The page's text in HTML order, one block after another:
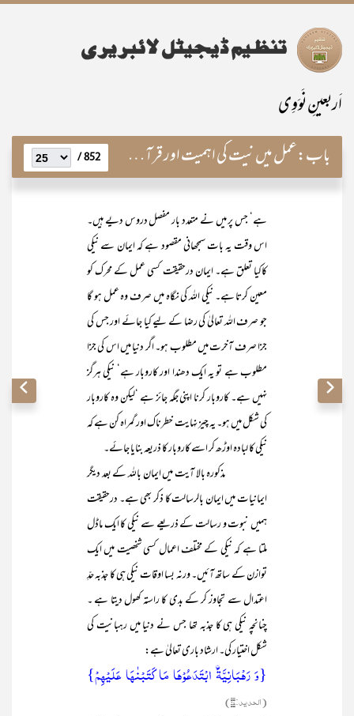
اَربعینِ نَوَوِی
باب:عمل میں نیت کی اہمیت اور قرآن و حدیث میں ربط و تعلق 852 /
ہے‘ جس پر میں نے متعدد بار مفصل دروس دیے ہیں۔
اس وقت یہ بات سمجھانی مقصود ہے کہ ایمان سے نیکی
کاکیا تعلق ہے۔ ایمان درحقیقت کسی عمل کے محرک کو
معین کرتا ہے۔ نیکی اللہ کی نگاہ میں صرف وہ عمل ہو گا
جو صرف اللہ تعالیٰ کی رضا کے لیے کیا جائے اور جس کی
جزا صرف آخرت میں مطلوب ہو۔ اگر دنیا میں اس کی جزا
مطلوب ہے تو یہ ایک دھندا اور کاروبار ہے‘ نیکی ہرگز
نہیں ہے۔ کاروبار کرنا اپنی جگہ جائز ہے ‘لیکن وہ کاروبار
کی شکل میں ہو۔ یہ چیز نہایت خطرناک اور گمراہ کن ہے کہ
نیکی کا لبادہ اوڑھ کر اسے کاروبار کا ذریعہ بنایا جائے۔
مذکورہ بالا آیت میں ایمان باللہ کے بعد دیگر
ایمانیات میں ایمان بالرسالت کا ذکر بھی ہے۔ درحقیقت
ہمیں نبوت و رسالت کے ذریعے سے نیکی کا ایک ماڈل
ملتا ہے کہ نیکی کے مختلف اعمال کسی شخصیت میں ایک
توازن کے ساتھ آئیں۔ ورنہ بسا اوقات نیکی ہی کا جذبہ حدِّ
اعتدال سے تجاوز کر کے بدی کا راستہ کھول دیتا ہے ۔
چنانچہ نیکی ہی کا جذبہ تھا جس نے دنیا میں رہبانیت کی
شکل اختیار کی۔ ارشاد باری تعالیٰ ہے:
{وَ رَہۡبَانِیَّۃَۨ ابۡتَدَعُوۡہَا مَا کَتَبۡنٰہَا عَلَیۡہِمۡ}
(الحدید:۲۷)